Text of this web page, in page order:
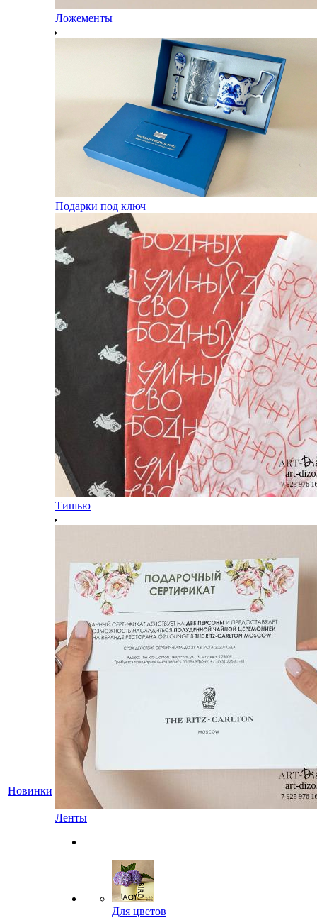
Новинки
Ложементы
Подарки под ключ
Тишью
Ленты
Для цветов